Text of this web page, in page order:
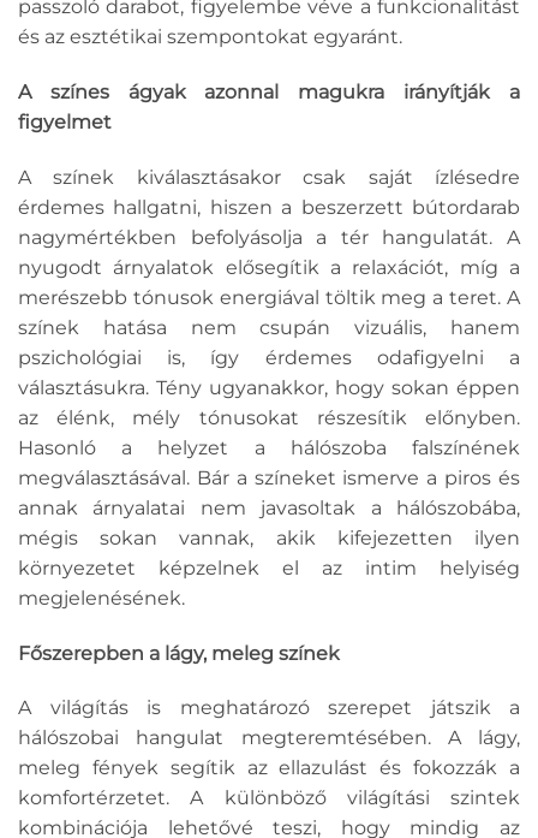
passzoló darabot, figyelembe véve a funkcionalitást
és az esztétikai szempontokat egyaránt.
A színes ágyak azonnal magukra irányítják a
figyelmet
A színek kiválasztásakor csak saját ízlésedre
érdemes hallgatni, hiszen a beszerzett bútordarab
nagymértékben befolyásolja a tér hangulatát. A
nyugodt árnyalatok elősegítik a relaxációt, míg a
merészebb tónusok energiával töltik meg a teret. A
színek hatása nem csupán vizuális, hanem
pszichológiai is, így érdemes odafigyelni a
választásukra. Tény ugyanakkor, hogy sokan éppen
az élénk, mély tónusokat részesítik előnyben.
Hasonló a helyzet a hálószoba falszínének
megválasztásával. Bár a színeket ismerve a piros és
annak árnyalatai nem javasoltak a hálószobába,
mégis sokan vannak, akik kifejezetten ilyen
környezetet képzelnek el az intim helyiség
megjelenésének.
Főszerepben a lágy, meleg színek
A világítás is meghatározó szerepet játszik a
hálószobai hangulat megteremtésében. A lágy,
meleg fények segítik az ellazulást és fokozzák a
komfortérzetet. A különböző világítási szintek
kombinációja lehetővé teszi, hogy mindig az